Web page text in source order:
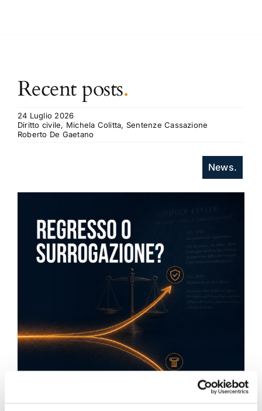
Recent posts.
24 Luglio 2026
Diritto civile, Michela Colitta, Sentenze Cassazione
Roberto De Gaetano
News.